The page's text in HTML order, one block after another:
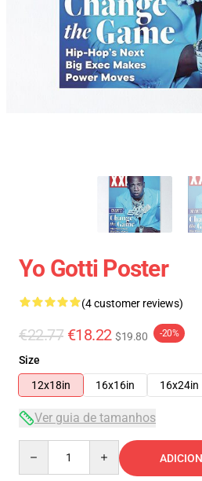
Yo Gotti Poster
(4 customer reviews)
€22.77 €18.22 $19.80 -20%
Size
12x18in
16x16in 16x24in
Ver guia de tamanhos